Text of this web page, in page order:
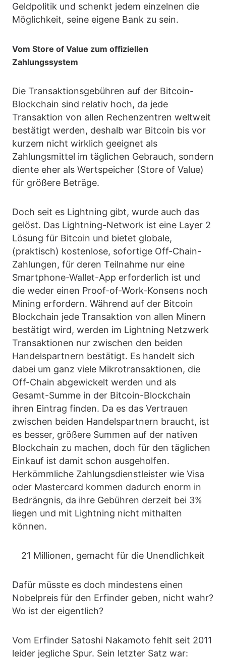
Geldpolitik und schenkt jedem einzelnen die
Möglichkeit, seine eigene Bank zu sein.
Vom Store of Value zum offiziellen
Zahlungssystem
Die Transaktionsgebühren auf der Bitcoin-
Blockchain sind relativ hoch, da jede
Transaktion von allen Rechenzentren weltweit
bestätigt werden, deshalb war Bitcoin bis vor
kurzem nicht wirklich geeignet als
Zahlungsmittel im täglichen Gebrauch, sondern
diente eher als Wertspeicher (Store of Value)
für größere Beträge.
Doch seit es Lightning gibt, wurde auch das
gelöst. Das Lightning-Network ist eine Layer 2
Lösung für Bitcoin und bietet globale,
(praktisch) kostenlose, sofortige Off-Chain-
Zahlungen, für deren Teilnahme nur eine
Smartphone-Wallet-App erforderlich ist und
die weder einen Proof-of-Work-Konsens noch
Mining erfordern. Während auf der Bitcoin
Blockchain jede Transaktion von allen Minern
bestätigt wird, werden im Lightning Netzwerk
Transaktionen nur zwischen den beiden
Handelspartnern bestätigt. Es handelt sich
dabei um ganz viele Mikrotransaktionen, die
Off-Chain abgewickelt werden und als
Gesamt-Summe in der Bitcoin-Blockchain
ihren Eintrag finden. Da es das Vertrauen
zwischen beiden Handelspartnern braucht, ist
es besser, größere Summen auf der nativen
Blockchain zu machen, doch für den täglichen
Einkauf ist damit schon ausgeholfen.
Herkömmliche Zahlungsdienstleister wie Visa
oder Mastercard kommen dadurch enorm in
Bedrängnis, da ihre Gebühren derzeit bei 3%
liegen und mit Lightning nicht mithalten
können.
21 Millionen, gemacht für die Unendlichkeit
Dafür müsste es doch mindestens einen
Nobelpreis für den Erfinder geben, nicht wahr?
Wo ist der eigentlich?
Vom Erfinder Satoshi Nakamoto fehlt seit 2011
leider jegliche Spur. Sein letzter Satz war: